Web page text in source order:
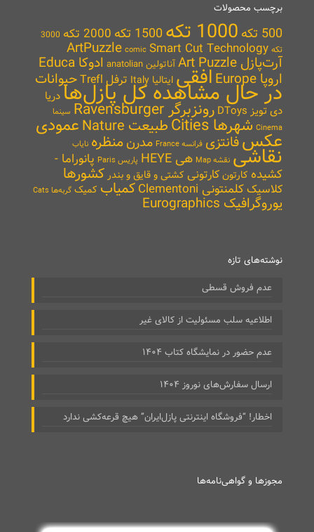
برچسب محصولات
500 تکه 1000 تکه 1500 تکه 2000 تکه
3000
تکه
ArtPuzzle comic Smart Cut Technology
آرت‌پازل Art Puzzle آناتولین anatolian ادوکا Educa
اروپا Europe افقی ایتالیا Italy ترفل Trefl حیواناتدر حال مشاهده کل پازل‌هادریا
دی تویز DToys
رونزبرگر Ravensburger
سینما
Cinema شهرها Cities طبیعت Nature عمودی
عکسفانتزی فرانسه France مدرنمنظره نایاب نقاشی نقشه Map هی HEYE پاریس Paris
پانوراما -
کشیده کارتونکارتونی کشتی و قایق و بندر کشورها
کلاسیککلمنتونی Clementoni کمیاب کمیک گربه‌ها Cats
یوروگرافیک Eurographics
نوشته‌های تازه
عدم فروش قسطی
اطلاعیه سلب مسئولیت از کالای غیر
عدم حضور در نمایشگاه کتاب ۱۴۰۴
ارسال سفارش‌های نوروز ۱۴۰۴
اخطار! “فروشگاه اینترنتی پازل‌ایران” هیچ قرعه‌کشی ندارد
مجوزها و گواهی‌نامه‌ها